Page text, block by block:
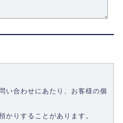
い合わせにあたり、お客様の個
かりすることがあります。